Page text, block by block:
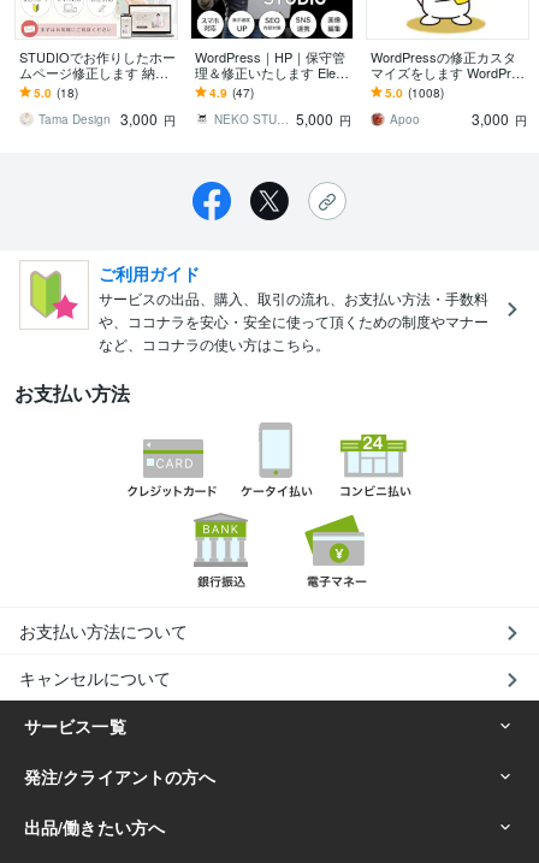
STUDIOでお作りしたホー
ムページ修正します 納品
後もしっかりサポートい
たします。
5.0 (18)
Tama Design
3,000 円
WordPress｜HP｜保守管
理＆修正いたします Elem
entor｜STUDIOサイト保
守＆修正サポート
4.9 (47)
NEKO STUDIO 5,000 円
WordPressの修正カスタ
マイズをします WordPres
sのカスタマイズ・修正お
手伝い！
5.0 (1008)
Apoo
3,000 円
ご利用ガイド
サービスの出品、購入、取引の流れ、お支払い方法・手数料
や、ココナラを安心・安全に使って頂くための制度やマナー
など、ココナラの使い方はこちら。
お支払い方法
お支払い方法について
キャンセルについて